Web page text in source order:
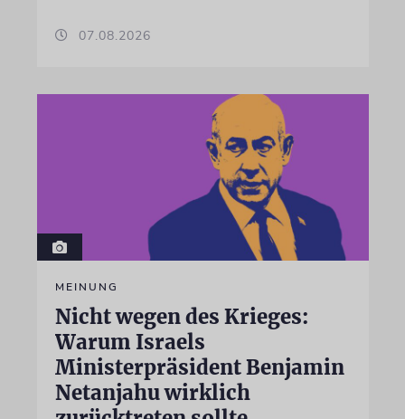
07.08.2026
MEINUNG
Nicht wegen des Krieges:
Warum Israels
Ministerpräsident Benjamin
Netanjahu wirklich